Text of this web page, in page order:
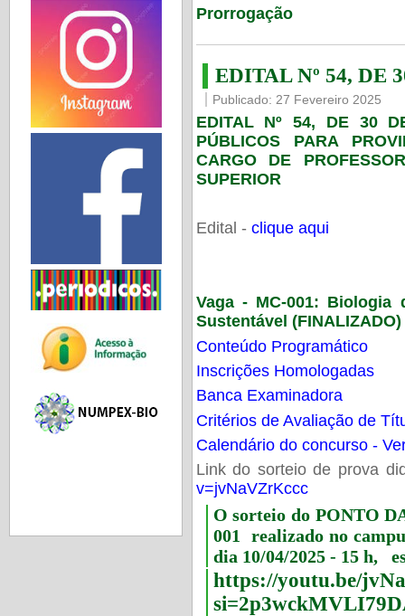
Prorrogação
EDITAL Nº 54, DE
Publicado: 27 Fevereiro 2025
EDITAL Nº 54, DE 30
PÚBLICOS PARA
CARGO DE
SUPERIOR
Edital - clique aqui
Vaga - MC-001: Biologia
Sustentável (FINALIZADO)
Conteúdo Programático
Inscrições Homologadas
Banca Examinadora
Critérios de Avaliação de
Calendário do concurso -
Link do sorteio de prova
v=jvNaVZrKccc
O sorteio do PONTO
001 realizado no
dia 10/04/2025 - 15 h,
https://youtu.be/